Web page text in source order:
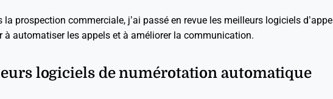
la prospection commerciale, j’ai passé en revue les meilleurs logiciels d’appel
à automatiser les appels et à améliorer la communication.
logiciels de numérotation automatique